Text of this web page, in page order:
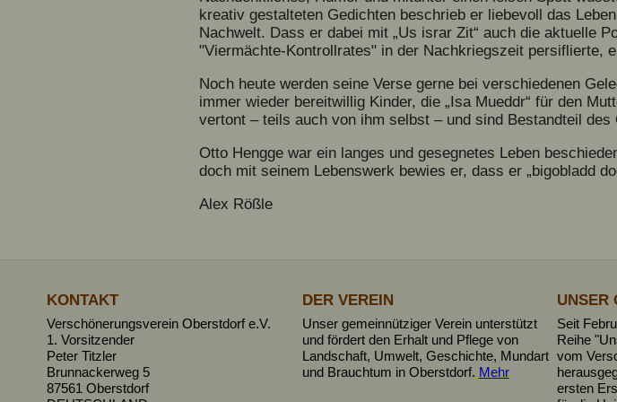
kreativ gestalteten Gedichten beschrieb er liebevoll das
Nachwelt. Dass er dabei mit „Us israr Zit“ auch die aktuelle
"Viermächte-Kontrollrates" in der Nachkriegszeit persiflierte,
Noch heute werden seine Verse gerne bei verschiedenen
immer wieder bereitwillig Kinder, die „Isa Mueddr“ für den
vertont – teils auch von ihm selbst – und sind Bestandteil des
Otto Hengge war ein langes und gesegnetes Leben
doch mit seinem Lebenswerk bewies er, dass er „bigobladd
Alex Rößle
KONTAKT
Verschönerungsverein Oberstdorf e.V.
1. Vorsitzender
Peter Titzler
Brunnackerweg 5
87561 Oberstdorf
DER VEREIN
Unser gemeinnütziger Verein unterstützt
und fördert den Erhalt und Pflege von
Landschaft, Umwelt, Geschichte, Mundart
und Brauchtum in Oberstdorf. Mehr
UNSER
Seit
Reihe
vom
ersten